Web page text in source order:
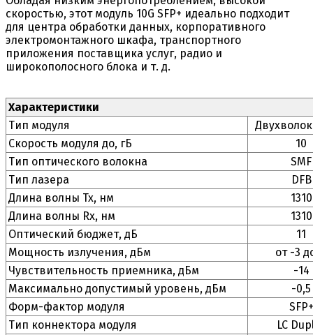
скоростью, этот модуль 10G SFP+ идеально подходит
для центра обработки данных, корпоративного
электромонтажного шкафа, транспортного
приложения поставщика услуг, радио и
широкополосного блока и т. д.
Характеристики
Тип модуля
Скорость модуля до, гБ
10
Тип оптического волокна
SMF
Тип лазера
DFB
Длина волны Tx, нм
1310
Длина волны Rx, нм
1310
Оптический бюджет, дБ
11
Мощность излучения, дБм
от -3
Чувствительность приемника, дБм
-14
Максимально допустимый уровень, дБм
-0,5
Форм-фактор модуля
SFP+
Тип коннектора модуля
LC